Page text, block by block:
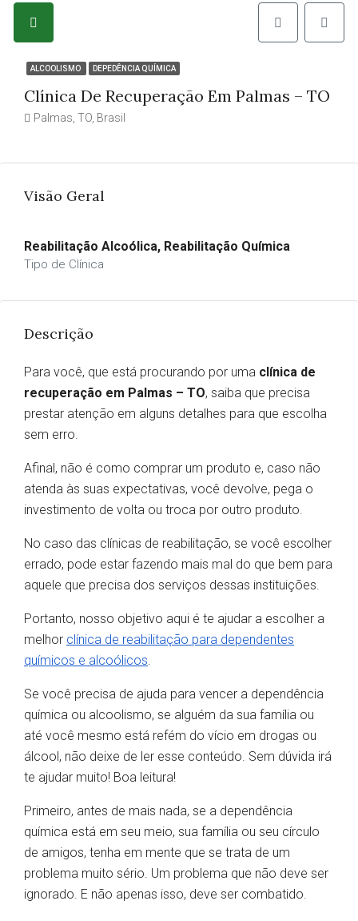
ALCOOLISMO DEPEDÊNCIA QUÍMICA
Clínica De Recuperação Em Palmas – TO
Palmas, TO, Brasil
Visão Geral
Reabilitação Alcoólica, Reabilitação Química
Tipo de Clínica
Descrição
Para você, que está procurando por uma clínica de
recuperação em Palmas – TO, saiba que precisa
prestar atenção em alguns detalhes para que escolha
sem erro.
Afinal, não é como comprar um produto e, caso não
atenda às suas expectativas, você devolve, pega o
investimento de volta ou troca por outro produto.
No caso das clínicas de reabilitação, se você escolher
errado, pode estar fazendo mais mal do que bem para
aquele que precisa dos serviços dessas instituições.
Portanto, nosso objetivo aqui é te ajudar a escolher a
melhor clínica de reabilitação para dependentes
químicos e alcoólicos.
Se você precisa de ajuda para vencer a dependência
química ou alcoolismo, se alguém da sua família ou
até você mesmo está refém do vício em drogas ou
álcool, não deixe de ler esse conteúdo. Sem dúvida irá
te ajudar muito! Boa leitura!
Primeiro, antes de mais nada, se a dependência
química está em seu meio, sua família ou seu círculo
de amigos, tenha em mente que se trata de um
problema muito sério. Um problema que não deve ser
ignorado. E não apenas isso, deve ser combatido.